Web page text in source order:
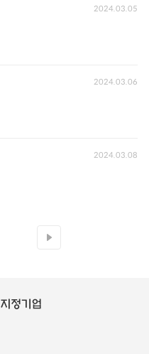
2024.03.05
2024.03.06
2024.03.08